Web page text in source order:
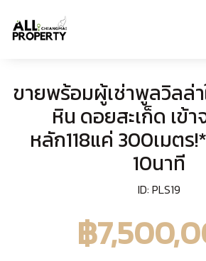
ขายพร้อมผู้เช่าพูลวิลล่
หิน ดอยสะเก็ด เข้
หลัก118แค่ 300เมตร
10นาที
ID: PLS19
฿